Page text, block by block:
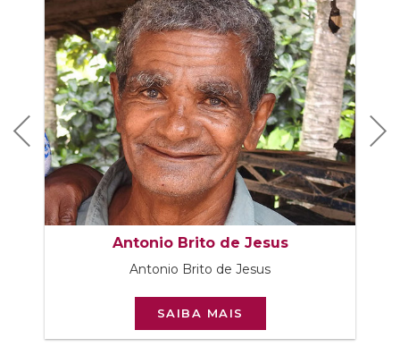
Previous
Antonio Brito de Jesus
Antonio Brito de Jesus
SAIBA MAIS
Next